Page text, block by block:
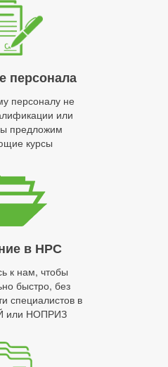
персонала
персоналу не
или
предложим
курсы
в НРС
к нам, чтобы
быстро, без
специалистов в
или НОПРИЗ